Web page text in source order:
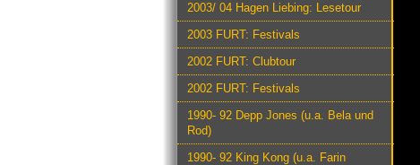
2003/ 04 Hagen Liebing: Lesetour
2003 FURT: Festivals
2002 FURT: Clubtour
2002 FURT: Festivals
1990- 92 Depp Jones (u.a. Bela und
Rod)
1990- 92 King Kong (u.a. Farin